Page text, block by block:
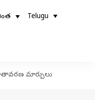
Telugu
మార్పులు